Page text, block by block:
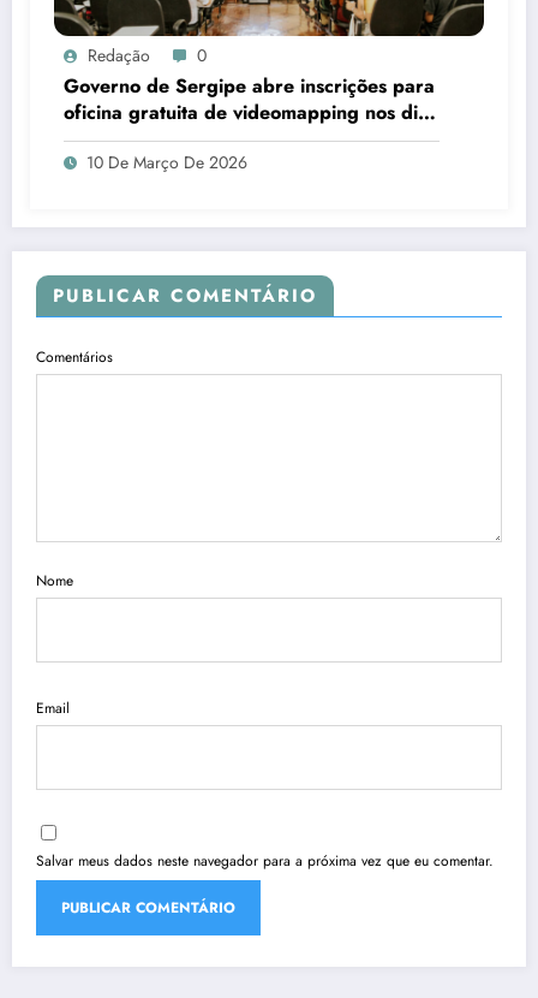
Redação 0
Governo de Sergipe abre inscrições para
oficina gratuita de videomapping nos dias
18 e 19 de março
10 De Março De 2026
PUBLICAR COMENTÁRIO
Comentários
Nome
Email
Salvar meus dados neste navegador para a próxima vez que eu comentar.